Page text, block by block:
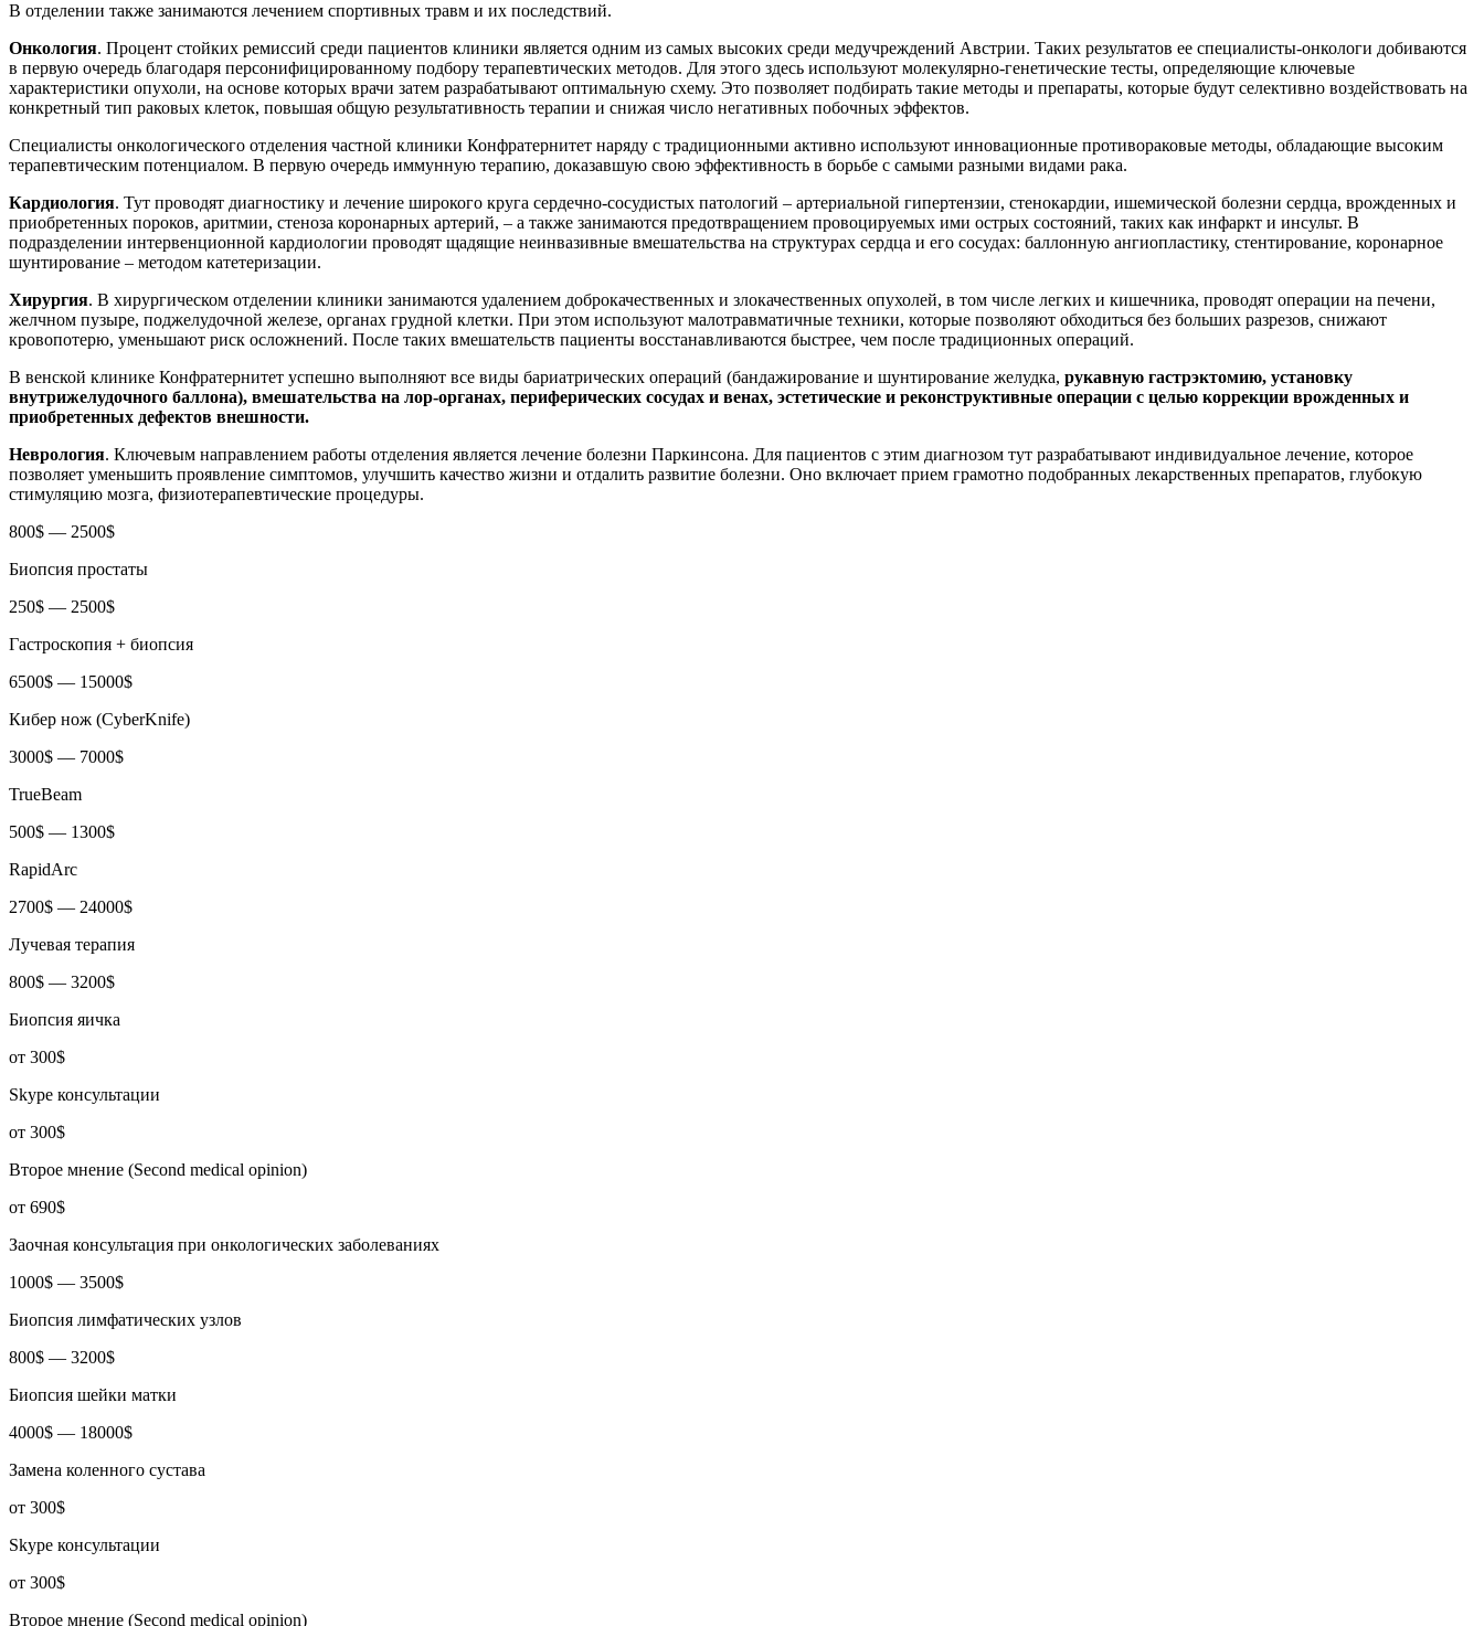
В отделении также занимаются лечением спортивных травм и их последствий.
Онкология. Процент стойких ремиссий среди пациентов клиники является одним из самых высоких среди медучреждений Австрии. Таких результатов ее специалисты-онкологи добиваются
в первую очередь благодаря персонифицированному подбору терапевтических методов. Для этого здесь используют молекулярно-генетические тесты, определяющие ключевые
характеристики опухоли, на основе которых врачи затем разрабатывают оптимальную схему. Это позволяет подбирать такие методы и препараты, которые будут селективно воздействовать на
конкретный тип раковых клеток, повышая общую результативность терапии и снижая число негативных побочных эффектов.
Специалисты онкологического отделения частной клиники Конфратернитет наряду с традиционными активно используют инновационные противораковые методы, обладающие высоким
терапевтическим потенциалом. В первую очередь иммунную терапию, доказавшую свою эффективность в борьбе с самыми разными видами рака.
Кардиология. Тут проводят диагностику и лечение широкого круга сердечно-сосудистых патологий – артериальной гипертензии, стенокардии, ишемической болезни сердца, врожденных и
приобретенных пороков, аритмии, стеноза коронарных артерий, – а также занимаются предотвращением провоцируемых ими острых состояний, таких как инфаркт и инсульт. В
подразделении интервенционной кардиологии проводят щадящие неинвазивные вмешательства на структурах сердца и его сосудах: баллонную ангиопластику, стентирование, коронарное
шунтирование – методом катетеризации.
Хирургия. В хирургическом отделении клиники занимаются удалением доброкачественных и злокачественных опухолей, в том числе легких и кишечника, проводят операции на печени,
желчном пузыре, поджелудочной железе, органах грудной клетки. При этом используют малотравматичные техники, которые позволяют обходиться без больших разрезов, снижают
кровопотерю, уменьшают риск осложнений. После таких вмешательств пациенты восстанавливаются быстрее, чем после традиционных операций.
В венской клинике Конфратернитет успешно выполняют все виды бариатрических операций (бандажирование и шунтирование желудка, рукавную гастрэктомию, установку
внутрижелудочного баллона), вмешательства на лор-органах, периферических сосудах и венах, эстетические и реконструктивные операции с целью коррекции врожденных и
приобретенных дефектов внешности.
Неврология. Ключевым направлением работы отделения является лечение болезни Паркинсона. Для пациентов с этим диагнозом тут разрабатывают индивидуальное лечение, которое
позволяет уменьшить проявление симптомов, улучшить качество жизни и отдалить развитие болезни. Оно включает прием грамотно подобранных лекарственных препаратов, глубокую
стимуляцию мозга, физиотерапевтические процедуры.
800$ — 2500$
Биопсия простаты
250$ — 2500$
Гастроскопия + биопсия
6500$ — 15000$
Кибер нож (CyberKnife)
3000$ — 7000$
TrueBeam
500$ — 1300$
RapidArc
2700$ — 24000$
Лучевая терапия
800$ — 3200$
Биопсия яичка
от 300$
Skype консультации
от 300$
Второе мнение (Second medical opinion)
от 690$
​Заочная консультация при онкологических заболеваниях
1000$ — 3500$
Биопсия лимфатических узлов
800$ — 3200$
Биопсия шейки матки
4000$ — 18000$
Замена коленного сустава
от 300$
Skype консультации
от 300$
Второе мнение (Second medical opinion)